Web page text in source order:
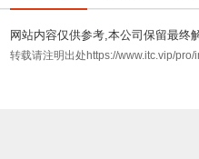
网站内容仅供参考,本公司保留最终
转载请注明出处https://www.itc.vip/pro/